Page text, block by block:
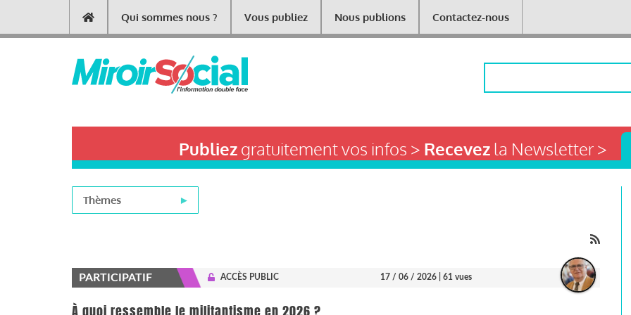
contenu
Main
navigation
Qui sommes nous ? Vous publiez Nous publions Contactez-nous
Publiezgratuitement vos infos > Recevezla Newsletter >
Thèmes
PARTICIPATIF ACCÈS PUBLIC 17 / 06 / 2026 | 61 vues